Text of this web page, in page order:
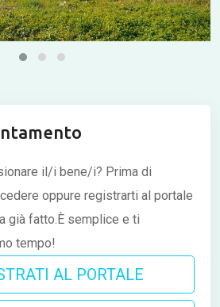
il/i bene/i? Prima di
oppure registrarti al portale
già fatto.È semplice e ti
tempo!
AL PORTALE